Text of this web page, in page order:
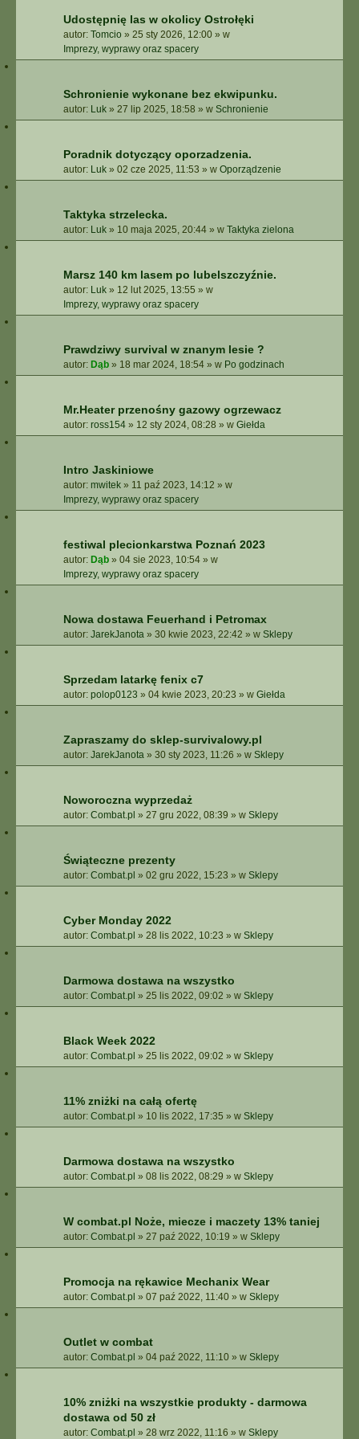
Udostępnię las w okolicy Ostrołęki
autor: Tomcio » 25 sty 2026, 12:00 » w
Imprezy, wyprawy oraz spacery
Schronienie wykonane bez ekwipunku.
autor: Luk » 27 lip 2025, 18:58 » w Schronienie
Poradnik dotyczący oporzadzenia.
autor: Luk » 02 cze 2025, 11:53 » w Oporządzenie
Taktyka strzelecka.
autor: Luk » 10 maja 2025, 20:44 » w Taktyka zielona
Marsz 140 km lasem po lubelszczyźnie.
autor: Luk » 12 lut 2025, 13:55 » w
Imprezy, wyprawy oraz spacery
Prawdziwy survival w znanym lesie ?
autor: Dąb » 18 mar 2024, 18:54 » w Po godzinach
Mr.Heater przenośny gazowy ogrzewacz
autor: ross154 » 12 sty 2024, 08:28 » w Giełda
Intro Jaskiniowe
autor: mwitek » 11 paź 2023, 14:12 » w
Imprezy, wyprawy oraz spacery
festiwal plecionkarstwa Poznań 2023
autor: Dąb » 04 sie 2023, 10:54 » w
Imprezy, wyprawy oraz spacery
Nowa dostawa Feuerhand i Petromax
autor: JarekJanota » 30 kwie 2023, 22:42 » w Sklepy
Sprzedam latarkę fenix c7
autor: polop0123 » 04 kwie 2023, 20:23 » w Giełda
Zapraszamy do sklep-survivalowy.pl
autor: JarekJanota » 30 sty 2023, 11:26 » w Sklepy
Noworoczna wyprzedaż
autor: Combat.pl » 27 gru 2022, 08:39 » w Sklepy
Świąteczne prezenty
autor: Combat.pl » 02 gru 2022, 15:23 » w Sklepy
Cyber Monday 2022
autor: Combat.pl » 28 lis 2022, 10:23 » w Sklepy
Darmowa dostawa na wszystko
autor: Combat.pl » 25 lis 2022, 09:02 » w Sklepy
Black Week 2022
autor: Combat.pl » 25 lis 2022, 09:02 » w Sklepy
11% zniżki na całą ofertę
autor: Combat.pl » 10 lis 2022, 17:35 » w Sklepy
Darmowa dostawa na wszystko
autor: Combat.pl » 08 lis 2022, 08:29 » w Sklepy
W combat.pl Noże, miecze i maczety 13% taniej
autor: Combat.pl » 27 paź 2022, 10:19 » w Sklepy
Promocja na rękawice Mechanix Wear
autor: Combat.pl » 07 paź 2022, 11:40 » w Sklepy
Outlet w combat
autor: Combat.pl » 04 paź 2022, 11:10 » w Sklepy
10% zniżki na wszystkie produkty - darmowa
dostawa od 50 zł
autor: Combat.pl » 28 wrz 2022, 11:16 » w Sklepy